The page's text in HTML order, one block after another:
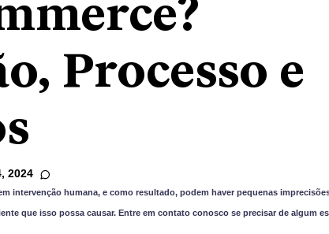
Processo e
2024
intervenção humana, e como resultado, podem haver pequenas
que isso possa causar. Entre em contato conosco se precisar de algum